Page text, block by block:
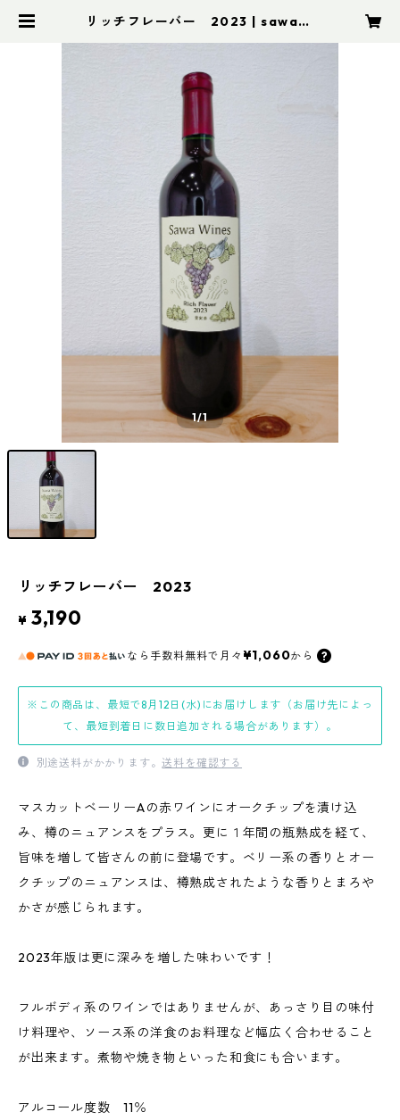
リッチフレーバー 2023 | sawawi
1/1
リッチフレーバー 2023
¥ 3,190
なら 手数料無料で 月々 ¥1,060から
※この商品は、最短で8月12日(水)にお届けします（お届け先によっ
て、最短到着日に数日追加される場合があります）。
別途送料がかかります。送料を確認する
マスカットベーリーAの赤ワインにオークチップを漬け込
み、樽のニュアンスをプラス。更に１年間の瓶熟成を経て、
旨味を増して皆さんの前に登場です。ベリー系の香りとオー
クチップのニュアンスは、樽熟成されたような香りとまろや
かさが感じられます。
2023年版は更に深みを増した味わいです！
フルボディ系のワインではありませんが、あっさり目の味付
け料理や、ソース系の洋食のお料理など幅広く合わせること
が出来ます。煮物や焼き物といった和食にも合います。
アルコール度数 11％